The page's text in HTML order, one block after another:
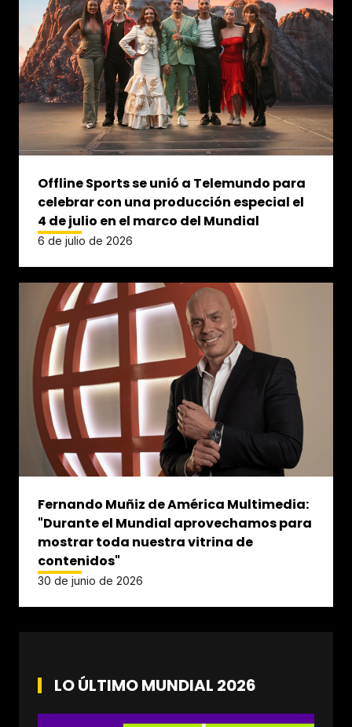
Offline Sports se unió a Telemundo para
celebrar con una producción especial el
4 de julio en el marco del Mundial
6 de julio de 2026
Fernando Muñiz de América Multimedia:
"Durante el Mundial aprovechamos para
mostrar toda nuestra vitrina de
contenidos"
30 de junio de 2026
LO ÚLTIMO MUNDIAL 2026